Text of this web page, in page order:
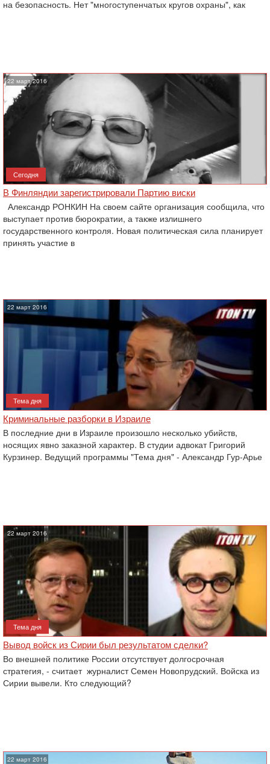
на безопасность. Нет "многоступенчатых кругов охраны", как
22 март 2016
Сегодня
В Финляндии зарегистрировали Партию виски
Александр РОНКИН На своем сайте организация сообщила, что
выступает против бюрократии, а также излишнего
государственного контроля. Новая политическая сила планирует
принять участие в
22 март 2016
Тема дня
Криминальные разборки в Израиле
В последние дни в Израиле произошло несколько убийств,
носящих явно заказной характер. В студии адвокат Григорий
Курзинер. Ведущий программы "Тема дня" - Александр Гур-Арье
22 март 2016
Тема дня
Вывод войск из Сирии был результатом сделки?
Во внешней политике России отсутствует долгосрочная
стратегия, - считает журналист Семен Новопрудский. Войска из
Сирии вывели. Кто следующий?
22 март 2016